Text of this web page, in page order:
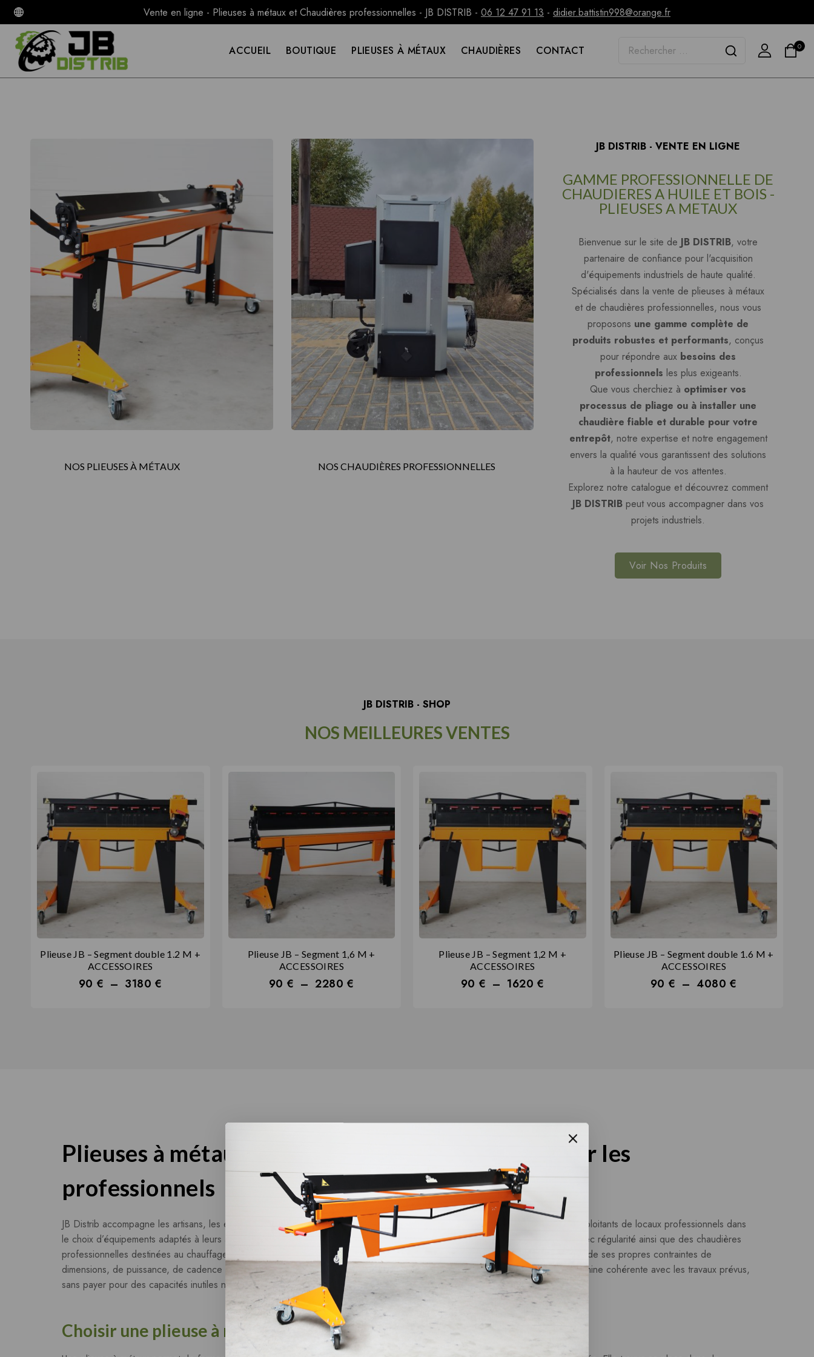
Vente en ligne - Plieuses à métaux et Chaudières professionnelles - JB DISTRIB - 06 12 47 91 13 - didier.battistin998@orange.fr
ACCUEIL BOUTIQUE PLIEUSES À MÉTAUX CHAUDIÈRES CONTACT 0
NOS PLIEUSES À MÉTAUX NOS CHAUDIÈRES PROFESSIONNELLES
JB DISTRIB - VENTE EN LIGNE
GAMME PROFESSIONNELLE DE
CHAUDIERES A HUILE ET BOIS -
PLIEUSES A METAUX
Bienvenue sur le site de JB DISTRIB, votre
partenaire de confiance pour l'acquisition
d'équipements industriels de haute qualité.
Spécialisés dans la vente de plieuses à métaux
et de chaudières professionnelles, nous vous
proposons une gamme complète de
produits robustes et performants, conçus
pour répondre aux besoins des
professionnels les plus exigeants.
Que vous cherchiez à optimiser vos
processus de pliage ou à installer une
chaudière fiable et durable pour votre
entrepôt, notre expertise et notre engagement
envers la qualité vous garantissent des solutions
à la hauteur de vos attentes.
Explorez notre catalogue et découvrez comment
JB DISTRIB peut vous accompagner dans vos
projets industriels.
Voir Nos Produits
JB DISTRIB - SHOP
NOS MEILLEURES VENTES
Plieuse JB – Segment double 1.2 M +
ACCESSOIRES
90 € – 3180 €
Plieuse JB – Segment 1,6 M +
ACCESSOIRES
90 € – 2280 €
Plieuse JB – Segment 1,2 M +
ACCESSOIRES
90 € – 1620 €
Plieuse JB – Segment double 1.6 M +
ACCESSOIRES
90 € – 4080 €
Plieuses à métaux et chaudières à huile et bois pour les
professionnels
JB Distrib accompagne les artisans, les entreprises du bâtiment, les couvreurs, les métalliers, les ateliers de fabrication et les exploitants de locaux professionnels dans
le choix d’équipements adaptés à leurs activités. Notre sélection réunit des plieuses à métaux conçues pour façonner la tôle avec régularité ainsi que des chaudières
professionnelles destinées au chauffage d’ateliers, de garages, d’entrepôts et d’autres espaces de travail. Chaque projet possède ses propres contraintes de
dimensions, de puissance, de cadence et d’installation. Prendre le temps d’identifier ces paramètres permet de choisir une machine cohérente avec les travaux prévus,
sans payer pour des capacités inutiles ni se retrouver limité après quelques mois d’utilisation.
Choisir une plieuse à métaux adaptée à son activité